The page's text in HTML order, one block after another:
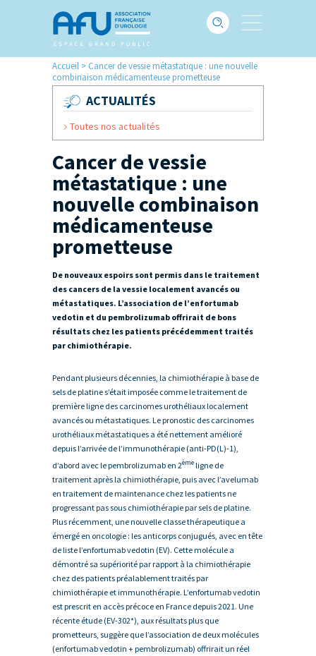
Accueil > Cancer de vessie métastatique : une nouvelle
combinaison médicamenteuse prometteuse
ACTUALITÉS
Toutes nos actualités
Cancer de vessie
métastatique : une
nouvelle combinaison
médicamenteuse
prometteuse
De nouveaux espoirs sont permis dans le traitement
des cancers de la vessie localement avancés ou
métastatiques. L’association de l’enfortumab
vedotin et du pembrolizumab offrirait de bons
résultats chez les patients précédemment traités
par chimiothérapie.
Pendant plusieurs décennies, la chimiothérapie à base de
sels de platine s’était imposée comme le traitement de
première ligne des carcinomes urothéliaux localement
avancés ou métastatiques. Le pronostic des carcinomes
urothéliaux métastatiques a été nettement amélioré
depuis l’arrivée de l’immunothérapie (anti-PD(L)-1),
d’abord avec le pembrolizumab en 2èmeligne de
traitement après la chimiothérapie, puis avec l’avelumab
en traitement de maintenance chez les patients ne
progressant pas sous chimiothérapie par sels de platine.
Plus récemment, une nouvelle classe thérapeutique a
émergé en oncologie : les anticorps conjugués, avec en tête
de liste l’enfortumab vedotin (EV). Cette molécule a
démontré sa supériorité par rapport à la chimiothérapie
chez des patients préalablement traités par
chimiothérapie et immunothérapie. L’enfortumab vedotin
est prescrit en accès précoce en France depuis 2021. Une
récente étude (EV-302*), aux résultats plus que
prometteurs, suggère que l’association de deux molécules
(enfortumab vedotin + pembrolizumab) offrirait un réel